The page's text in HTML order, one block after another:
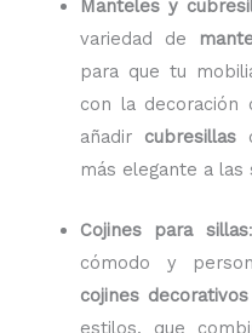
Manteles y
variedad de
para que tu
con la decoración
añadir cubresillas
más elegante a las
Cojines para sillas
cómodo y
cojines decorativos
estilos, que